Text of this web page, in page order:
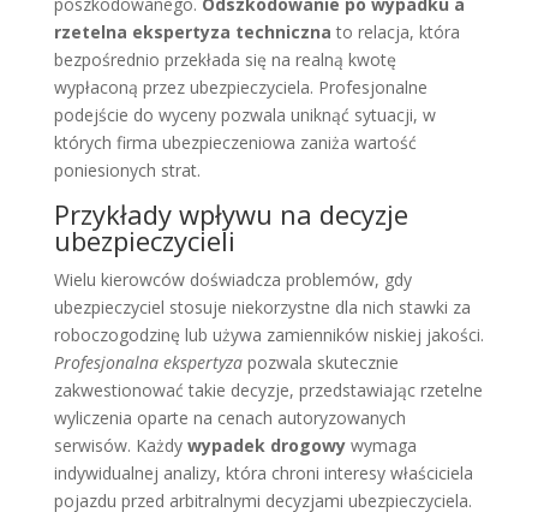
rzetelna ekspertyza techniczna to relacja, która
bezpośrednio przekłada się na realną kwotę
wypłaconą przez ubezpieczyciela. Profesjonalne
podejście do wyceny pozwala uniknąć sytuacji, w
których firma ubezpieczeniowa zaniża wartość
poniesionych strat.
Przykłady wpływu na decyzje
ubezpieczycieli
Wielu kierowców doświadcza problemów, gdy
ubezpieczyciel stosuje niekorzystne dla nich stawki za
roboczogodzinę lub używa zamienników niskiej jakości.
Profesjonalna ekspertyzapozwala skutecznie
zakwestionować takie decyzje, przedstawiając rzetelne
wyliczenia oparte na cenach autoryzowanych
serwisów. Każdy wypadek drogowywymaga
indywidualnej analizy, która chroni interesy właściciela
pojazdu przed arbitralnymi decyzjami ubezpieczyciela.